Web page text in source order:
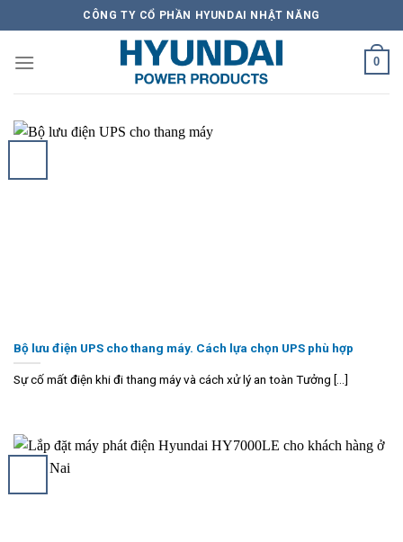
to
content
CÔNG TY CỔ PHẦN HYUNDAI NHẬT NĂNG
0
Bộ lưu điện UPS cho thang máy. Cách lựa chọn UPS phù hợp
Sự cố mất điện khi đi thang máy và cách xử lý an toàn Tưởng [...]